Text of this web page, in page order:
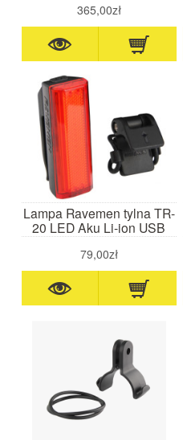
365,00zł
Lampa Ravemen tylna TR-
20 LED Aku Li-ion USB
79,00zł